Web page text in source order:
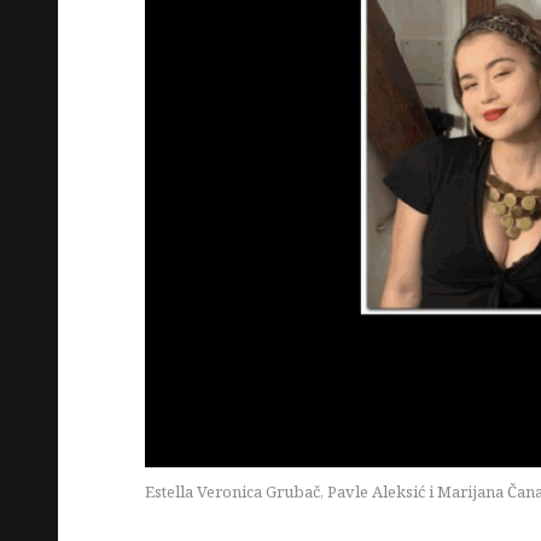
Estella Veronica Grubač, Pavle Aleksić i Marijana